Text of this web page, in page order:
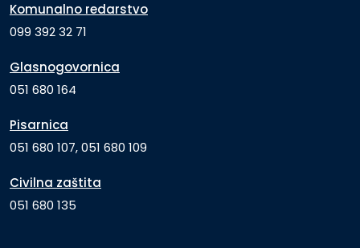
Komunalno redarstvo
099 392 32 71
Glasnogovornica
051 680 164
Pisarnica
051 680 107, 051 680 109
Civilna zaštita
051 680 135